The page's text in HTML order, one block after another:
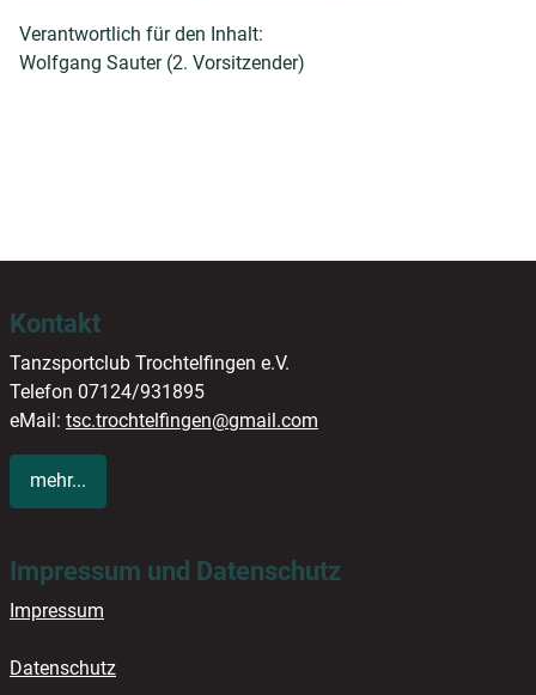
Verantwortlich für den Inhalt:
Wolfgang Sauter (2. Vorsitzender)
Kontakt
Tanzsportclub Trochtelfingen e.V.
Telefon 07124/931895
eMail: tsc.trochtelfingen@gmail.com
mehr...
Impressum und Datenschutz
Impressum
Datenschutz